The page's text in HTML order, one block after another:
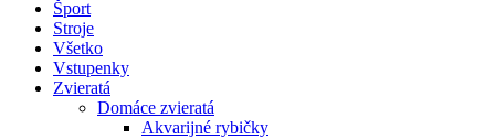
Šport
Stroje
Všetko
Vstupenky
Zvieratá
Domáce zvieratá
Akvarijné rybičky